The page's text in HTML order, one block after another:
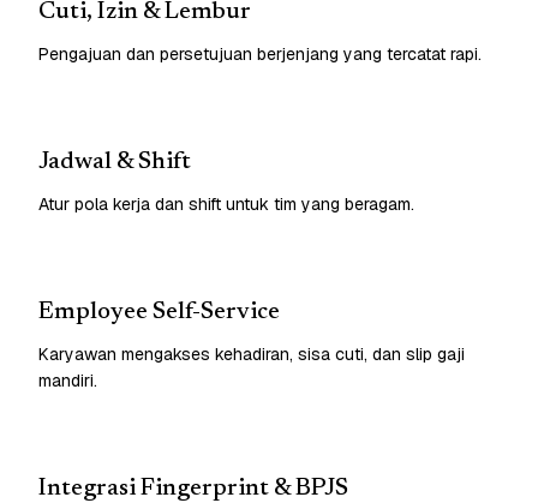
Cuti, Izin & Lembur
Pengajuan dan persetujuan berjenjang yang tercatat rapi.
Jadwal & Shift
Atur pola kerja dan shift untuk tim yang beragam.
Employee Self-Service
Karyawan mengakses kehadiran, sisa cuti, dan slip gaji
mandiri.
Integrasi Fingerprint & BPJS